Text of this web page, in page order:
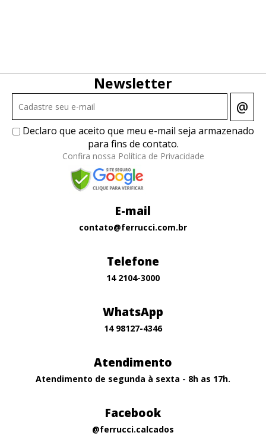
Newsletter
@
Declaro que aceito que meu e-mail seja armazenado
para fins de contato.
Confira nossa Política de Privacidade
E-mail
contato@ferrucci.com.br
Telefone
14 2104-3000
WhatsApp
14 98127-4346
Atendimento
Atendimento de segunda à sexta - 8h as 17h.
Facebook
@ferrucci.calcados